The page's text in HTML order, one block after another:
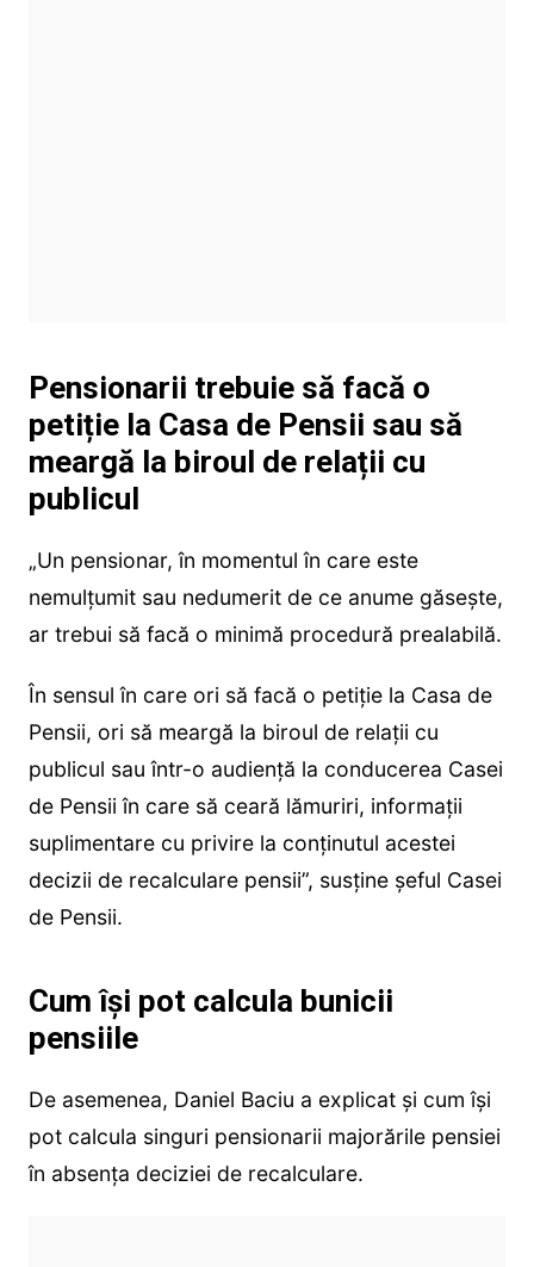
Pensionarii trebuie să facă o
petiție la Casa de Pensii sau să
meargă la biroul de relații cu
publicul
„Un pensionar, în momentul în care este
nemulțumit sau nedumerit de ce anume găsește,
ar trebui să facă o minimă procedură prealabilă.
În sensul în care ori să facă o petiție la Casa de
Pensii, ori să meargă la biroul de relații cu
publicul sau într-o audiență la conducerea Casei
de Pensii în care să ceară lămuriri, informații
suplimentare cu privire la conținutul acestei
decizii de recalculare pensii”, susține șeful Casei
de Pensii.
Cum își pot calcula bunicii
pensiile
De asemenea, Daniel Baciu a explicat și cum își
pot calcula singuri pensionarii majorările pensiei
în absența deciziei de recalculare.